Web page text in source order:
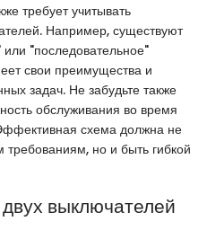
требует учитывать
Например, существуют
"последовательное"
свои преимущества и
задач. Не забудьте также
обслуживания во время
схема должна не
требованиям, но и быть гибкой
выключателей